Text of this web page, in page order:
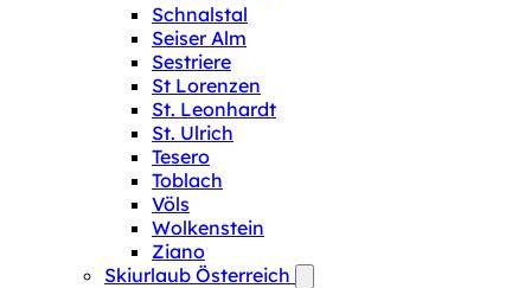
Schnalstal
Seiser Alm
Sestriere
St Lorenzen
St. Leonhardt
St. Ulrich
Tesero
Toblach
Völs
Wolkenstein
Ziano
Skiurlaub Österreich